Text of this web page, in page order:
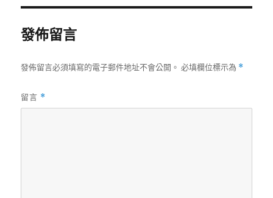
發佈留言
發佈留言必須填寫的電子郵件地址不會公開。 必填欄位標示為 *
留言 *